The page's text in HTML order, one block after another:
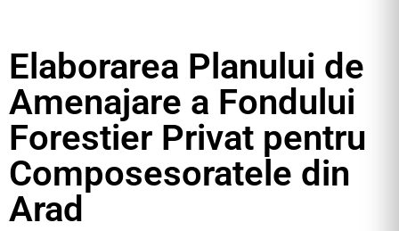
Elaborarea Planului de
Amenajare a Fondului
Forestier Privat pentru
Composesoratele din
Arad